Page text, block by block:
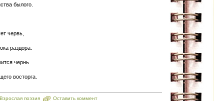
былого.
червь,
раздора.
чернь
восторга.
Взрослая поэзия Оставить коммент